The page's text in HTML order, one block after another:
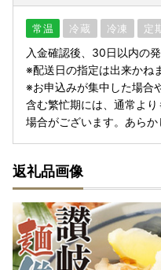
常温 冷蔵 冷凍 定
入金確認後、30日以内の
※配送日の指定は出来かね
※お申込みが集中した場合
含む繁忙期には、通常よ
場合がございます。あらか
返礼品画像